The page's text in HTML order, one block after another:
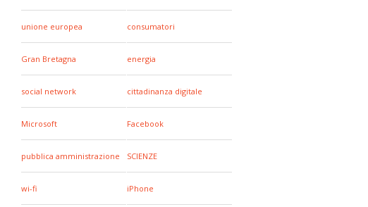
unione europea consumatori
Gran Bretagna energia
social network cittadinanza digitale
Microsoft Facebook
pubblica amministrazione SCIENZE
wi-fi iPhone